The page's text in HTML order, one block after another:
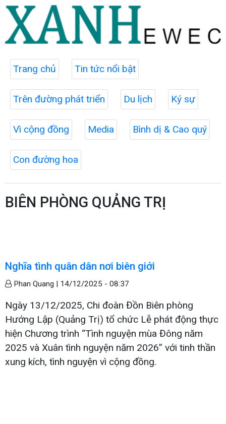
Trang chủ Tin tức nổi bật
Trên đường phát triển Du lịch Ký sự
Vì cộng đồng Media Bình dị & Cao quý
Con đường hoa
BIÊN PHÒNG QUẢNG TRỊ
Nghĩa tình quân dân nơi biên giới
Phan Quang | 14/12/2025 - 08:37
Ngày 13/12/2025, Chi đoàn Đồn Biên phòng
Hướng Lập (Quảng Trị) tổ chức Lễ phát động thực
hiện Chương trình “Tình nguyện mùa Đông năm
2025 và Xuân tình nguyện năm 2026” với tinh thần
xung kích, tình nguyện vì cộng đồng.